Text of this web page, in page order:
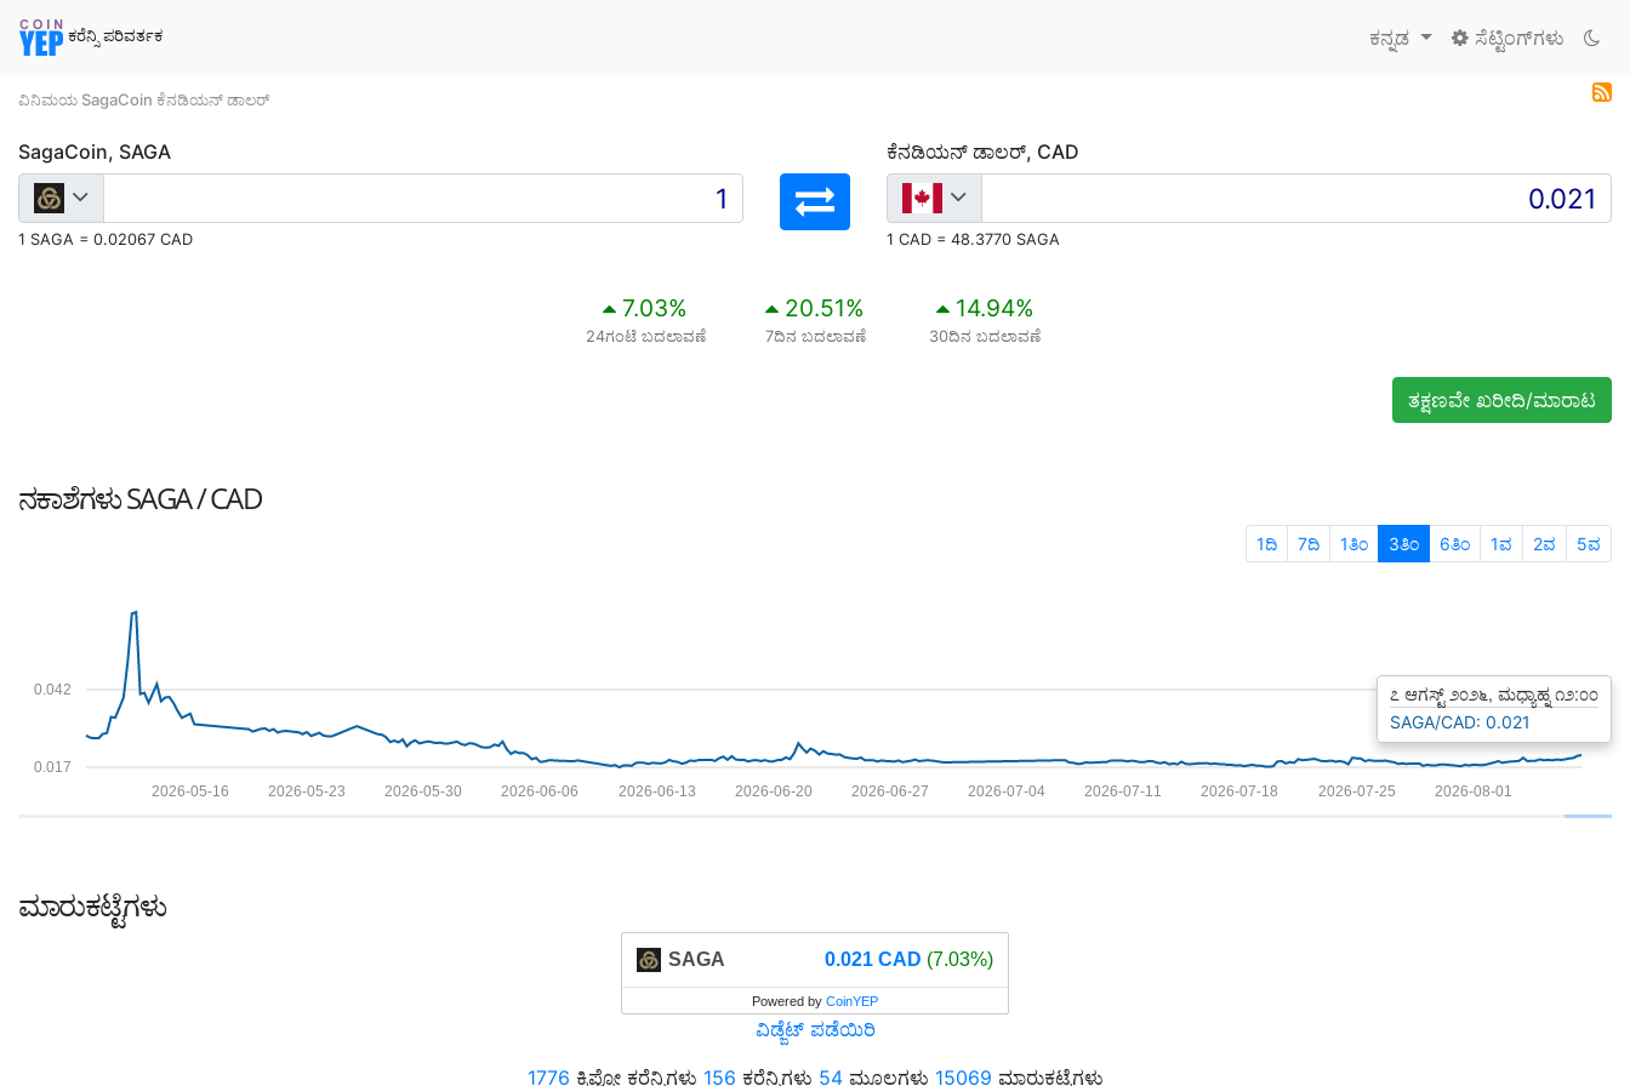
ಕರೆನ್ಸಿ ಪರಿವರ್ತಕ ಕನ್ನಡ ಸೆಟ್ಟಿಂಗ್‌ಗಳು
ವಿನಿಮಯ SagaCoin ಕೆನಡಿಯನ್ ಡಾಲರ್
SagaCoin, SAGA
1 SAGA = 0.02067 CAD
ಕೆನಡಿಯನ್ ಡಾಲರ್, CAD
1 CAD = 48.3770 SAGA
7.03%
24ಗಂಟೆ ಬದಲಾವಣೆ
20.51%
7ದಿನ ಬದಲಾವಣೆ
14.94%
30ದಿನ ಬದಲಾವಣೆ
ತಕ್ಷಣವೇ ಖರೀದಿ/ಮಾರಾಟ
ನಕಾಶೆಗಳುSAGA / CAD
1ದಿ 7ದಿ 1ತಿಂ 3ತಿಂ 6ತಿಂ 1ವ 2ವ 5ವ
0.017
0.042
2026-08-01
2026-07-25
2026-07-18
2026-07-11
2026-07-04
2026-06-27
2026-06-20
2026-06-13
2026-06-06
2026-05-30
2026-05-23
2026-05-16
೭ ಆಗಸ್ಟ್ ೨೦೨೬, ಮಧ್ಯಾಹ್ನ ೧೨:೦೦
SAGA/CAD: 0.021
ಮಾರುಕಟ್ಟೆಗಳು
SAGA 0.021 CAD (7.03%)
Powered by CoinYEP
ವಿಡ್ಜೆಟ್ ಪಡೆಯಿರಿ
1776 ಕ್ರಿಪ್ಟೋ ಕರೆನ್ಸಿಗಳು 156 ಕರೆನ್ಸಿಗಳು 54ಮೂಲಗಳು 15069 ಮಾರುಕಟ್ಟೆಗಳು